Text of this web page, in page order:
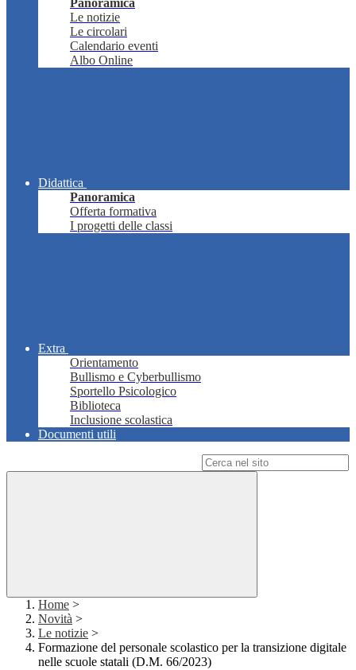
Panoramica
Le notizie
Le circolari
Calendario eventi
Albo Online
Didattica
Panoramica
Offerta formativa
I progetti delle classi
Extra
Orientamento
Bullismo e Cyberbullismo
Sportello Psicologico
Biblioteca
Inclusione scolastica
Documenti utili
Home >
Novità >
Le notizie >
Formazione del personale scolastico per la transizione digitale
nelle scuole statali (D.M. 66/2023)